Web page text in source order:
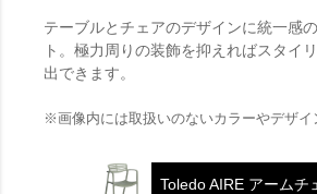
テーブルとチェアのデザインに統一感
ト。極力周りの装飾を抑えればスタイ
出できます。
※画像内には取扱いのないカラーやデザイ
Toledo AIRE アームチ